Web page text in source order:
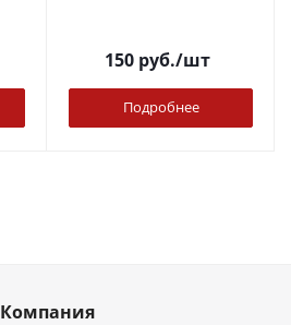
150руб./шт
Подробнее
Компания